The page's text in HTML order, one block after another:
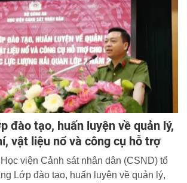
đào tạo, huấn luyện về quản lý,
vật liệu nổ và công cụ hỗ trợ
viện Cảnh sát nhân dân (CSND) tổ
Lớp đào tạo, huấn luyện về quản lý,